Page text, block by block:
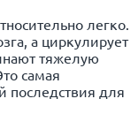
легко.
а циркулирует
тяжелую
самая
последствия для